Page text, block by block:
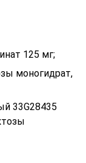
125 мг;
моногидрат,
33G28435